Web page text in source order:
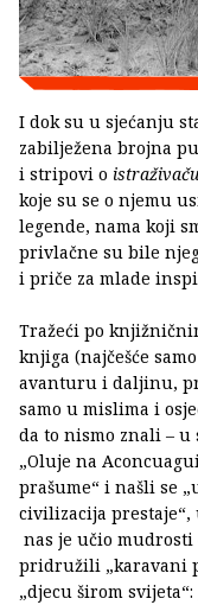
I dok su u sjećanju
zabilježena brojna
i stripovi o
koje su se o njemu
legende, nama koji
privlačne su bile
i priče za mlade
Tražeći po
knjiga (najčešće
avanturu i daljinu,
samo u mislima i
da to nismo znali –
„Oluje na
prašume“ i našli se
civilizacija prestaje“,
nas je učio
pridružili „karavani
„djecu širom